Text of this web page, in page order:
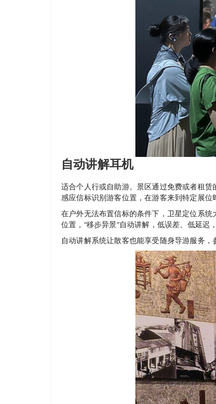
自动讲解耳机
适合个人行或自助游。景区通过免费或者租
感应信标识别游客位置，在游客来到特定展位
在户外无法布置信标的条件下，卫星定位系
位置，“移步异景”自动讲解，低误差、低延迟
自动讲解系统让散客也能享受随身导游服务